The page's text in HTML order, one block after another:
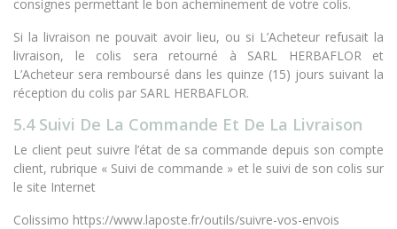
consignes permettant le bon acheminement de votre colis.
Si la livraison ne pouvait avoir lieu, ou si L’Acheteur refusait la
livraison, le colis sera retourné à SARL HERBAFLOR et
L’Acheteur sera remboursé dans les quinze (15) jours suivant la
réception du colis par SARL HERBAFLOR.
5.4 Suivi De La Commande Et De La Livraison
Le client peut suivre l’état de sa commande depuis son compte
client, rubrique « Suivi de commande » et le suivi de son colis sur
le site Internet
Colissimo https://www.laposte.fr/outils/suivre-vos-envois